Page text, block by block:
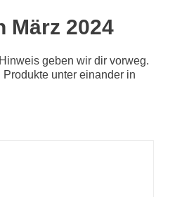
März 2024
geben wir dir vorweg.
unter einander in